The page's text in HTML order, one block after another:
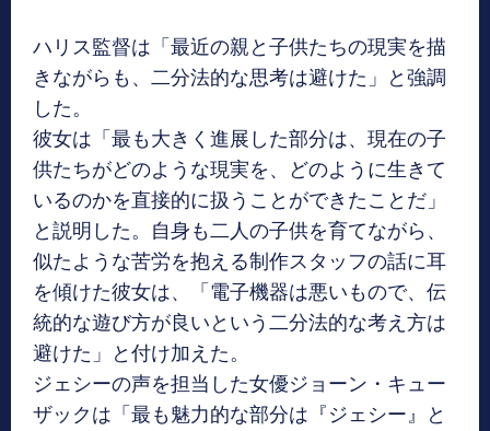
ハリス監督は「最近の親と子供たちの現実を描
きながらも、二分法的な思考は避けた」と強調
した。
彼女は「最も大きく進展した部分は、現在の子
供たちがどのような現実を、どのように生きて
いるのかを直接的に扱うことができたことだ」
と説明した。自身も二人の子供を育てながら、
似たような苦労を抱える制作スタッフの話に耳
を傾けた彼女は、「電子機器は悪いもので、伝
統的な遊び方が良いという二分法的な考え方は
避けた」と付け加えた。
ジェシーの声を担当した女優ジョーン・キュー
ザックは「最も魅力的な部分は『ジェシー』と